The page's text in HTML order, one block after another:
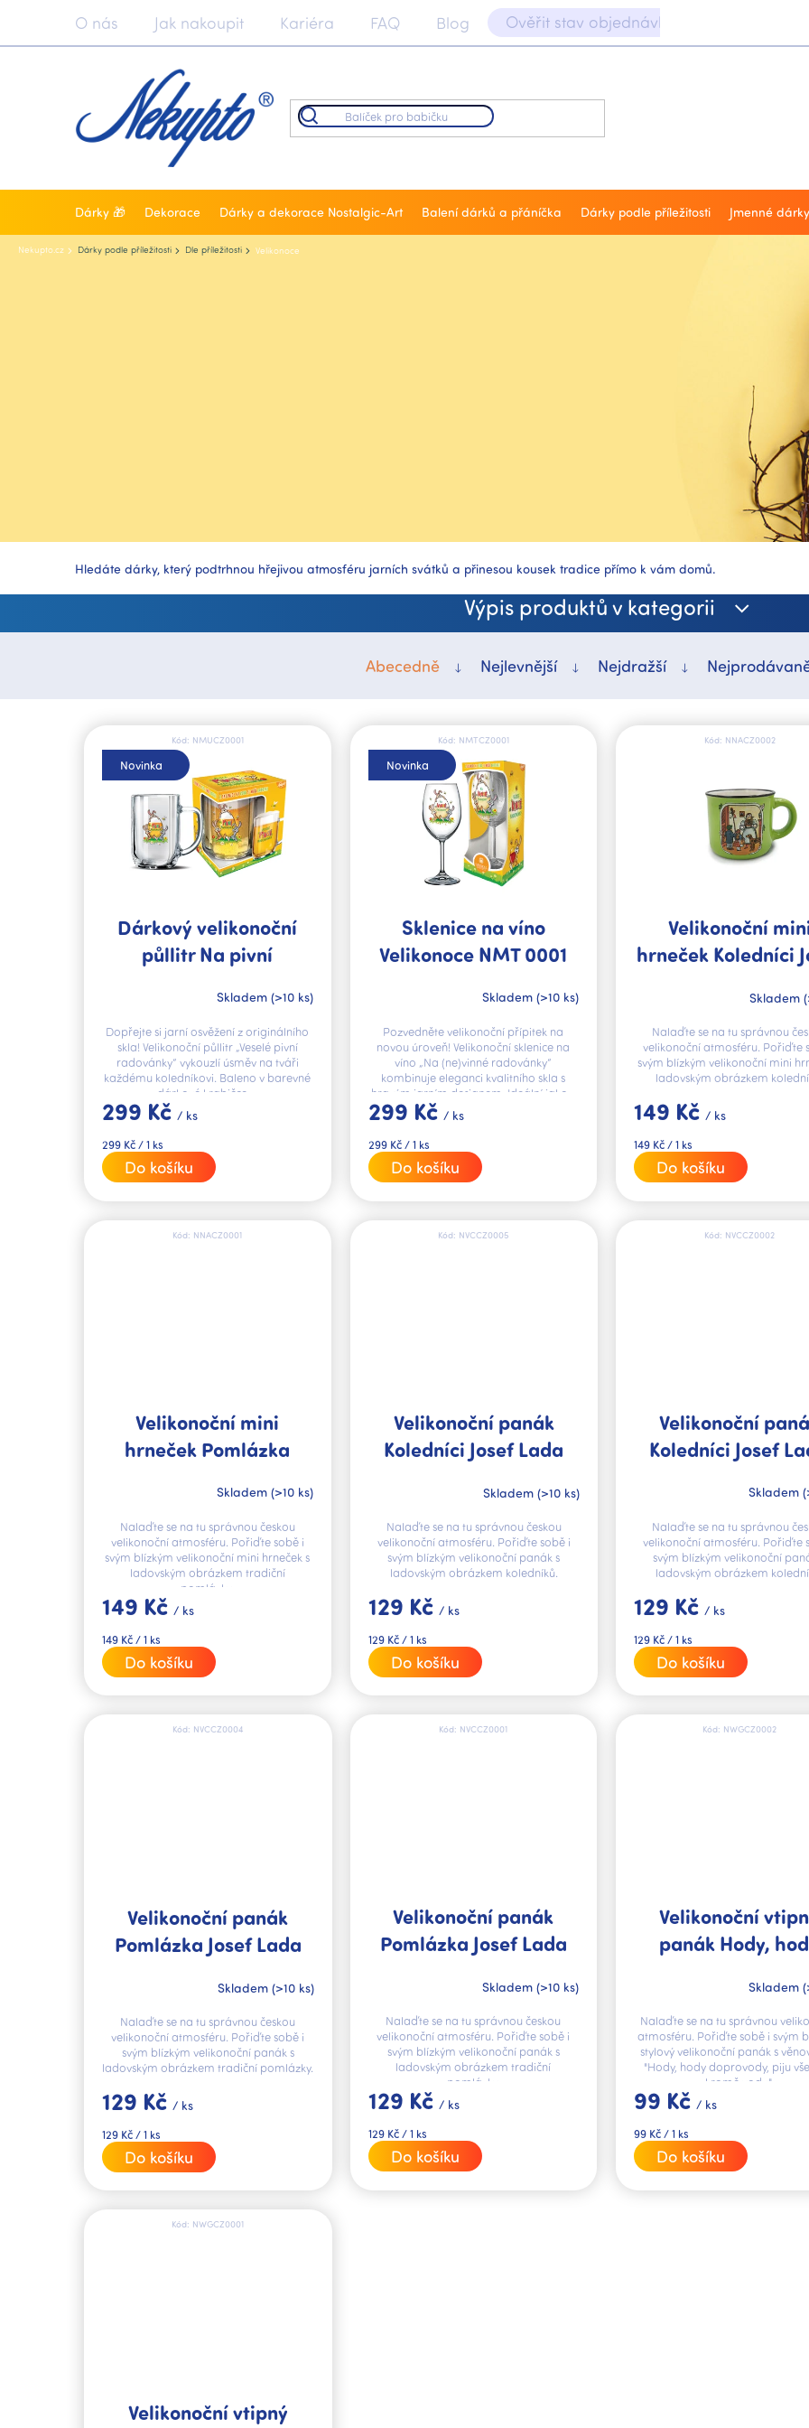
obsah
O nás Jak nakoupit Kariéra FAQ Blog Ověřit stav objednávky 📝
Dárky 🎁 Dekorace Dárky a dekorace Nostalgic-Art Balení dárků a přáníčka Dárky podle příležitosti Jmenné dárky
Nekupto.cz Dárky podle příležitosti Dle příležitosti Velikonoce
Hledáte dárky, který podtrhnou hřejivou atmosféru jarních svátků a přinesou kousek tradice přímo k vám domů.
Výpis produktů v kategorii
Abecedně Nejlevnější Nejdražší
Novinka
Dárkový velikonoční
půllitr Na pivní
Skladem (>10 ks)
299 Kč / ks
Měrná
cena:
299 Kč / 1 ks
Do košíku
Dopřejte si jarní osvěžení z originálního
skla! Velikonoční půllitr „Veselé pivní
radovánky“ vykouzlí úsměv na tváři
každému koledníkovi. Baleno v barevné
dárkové krabičce,...
Kód: NMUCZ0001
Novinka
Sklenice na víno
Velikonoce NMT 0001
CZSkladem (>10 ks)
299 Kč / ks
Měrná
cena:
299 Kč / 1 ks
Do košíku
Pozvedněte velikonoční přípitek na
novou úroveň! Velikonoční sklenice na
víno „Na (ne)vinné radovánky“
kombinuje eleganci kvalitního skla s
hravým jarním designem. Ideální jako...
Kód: NMTCZ0001
Velikonoční
hrneček Koledníci
Skladem
149 Kč / ks
Měrná
cena:
149 Kč / 1 ks
Do košíku
Nalaďte se na tu správnou
velikonoční atmosféru. Pořiďte
svým blízkým velikonoční mini
ladovským obrázkem
Kód: NNACZ0002
Velikonoční mini
hrneček Pomlázka
Skladem (>10 ks)
149 Kč / ks
Měrná
cena:
149 Kč / 1 ks
Do košíku
Nalaďte se na tu správnou českou
velikonoční atmosféru. Pořiďte sobě i
svým blízkým velikonoční mini hrneček s
ladovským obrázkem tradiční
pomlázky.
Kód: NNACZ0001
Velikonoční panák
Koledníci Josef Lada
Skladem (>10 ks)
129 Kč / ks
Měrná
cena:
129 Kč / 1 ks
Do košíku
Nalaďte se na tu správnou českou
velikonoční atmosféru. Pořiďte sobě i
svým blízkým velikonoční panák s
ladovským obrázkem koledníků.
Kód: NVCCZ0005
Velikonoční
Koledníci Josef
Skladem
129 Kč / ks
Měrná
cena:
129 Kč / 1 ks
Do košíku
Nalaďte se na tu správnou
velikonoční atmosféru. Pořiďte
svým blízkým velikonoční
ladovským obrázkem
Kód: NVCCZ0002
Velikonoční panák
Pomlázka Josef Lada
Skladem (>10 ks)
129 Kč / ks
Měrná
cena:
129 Kč / 1 ks
Do košíku
Nalaďte se na tu správnou českou
velikonoční atmosféru. Pořiďte sobě i
svým blízkým velikonoční panák s
ladovským obrázkem tradiční pomlázky.
Kód: NVCCZ0004
Velikonoční panák
Pomlázka Josef Lada
Skladem (>10 ks)
129 Kč / ks
Měrná
cena:
129 Kč / 1 ks
Do košíku
Nalaďte se na tu správnou českou
velikonoční atmosféru. Pořiďte sobě i
svým blízkým velikonoční panák s
ladovským obrázkem tradiční
pomlázky.
Kód: NVCCZ0001
Velikonoční
panák Hody,
Skladem
99 Kč / ks
Měrná
cena:
99 Kč / 1 ks
Do košíku
Nalaďte se na tu správnou
atmosféru. Pořiďte sobě i svým
stylový velikonoční panák s
"Hody, hody doprovody, piju
kromě vody.".
Kód: NWGCZ0002
Velikonoční vtipný
Kód: NWGCZ0001